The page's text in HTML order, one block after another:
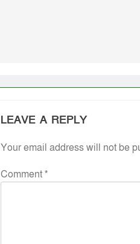
LEAVE A REPLY
Your email address will not be
Comment*